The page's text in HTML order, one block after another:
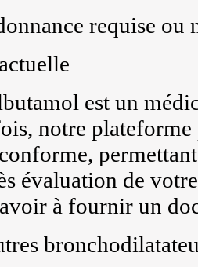
requise ou
est un
notre
évaluation de
à fournir un